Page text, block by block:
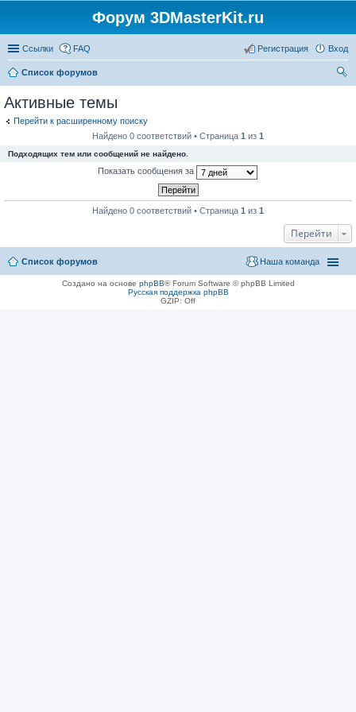
Форум 3DMasterKit.ru
Ссылки FAQ Вход
Регистрация
Список форумов
Активные темы
Перейти к расширенному поиску
Найдено 0 соответствий • Страница 1 из 1
Подходящих тем или сообщений не найдено.
Показать сообщения за
Найдено 0 соответствий • Страница 1 из 1
Перейти
Список форумов Наша команда
Создано на основе phpBB® Forum Software © phpBB Limited
Русская поддержка phpBB
GZIP: Off